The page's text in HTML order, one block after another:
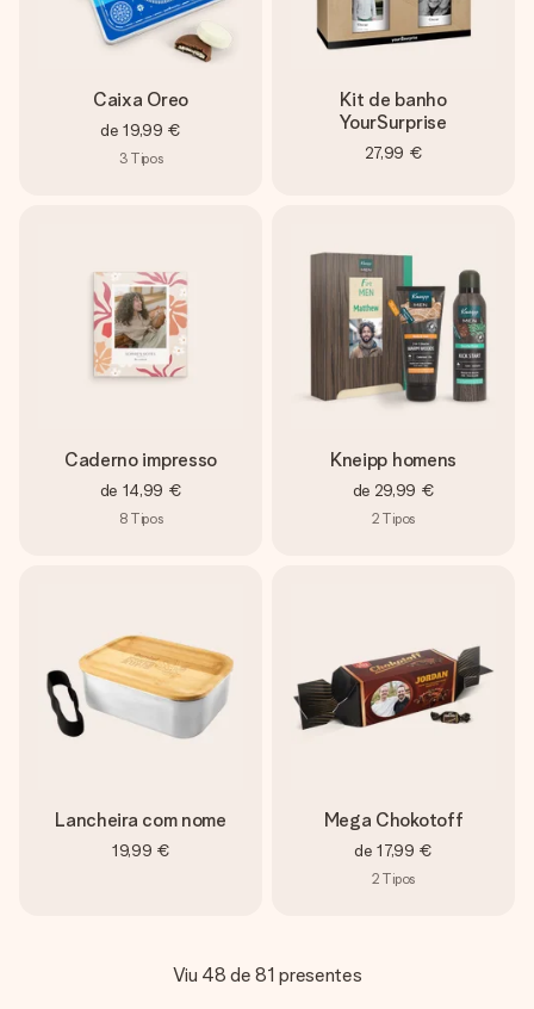
Caixa Oreo
de 19,99 €
3 Tipos
Kit de banho
YourSurprise
27,99 €
Caderno impresso
de 14,99 €
8 Tipos
Kneipp homens
de 29,99 €
2 Tipos
Lancheira com nome
19,99 €
Mega Chokotoff
de 17,99 €
2 Tipos
Viu 48 de 81 presentes